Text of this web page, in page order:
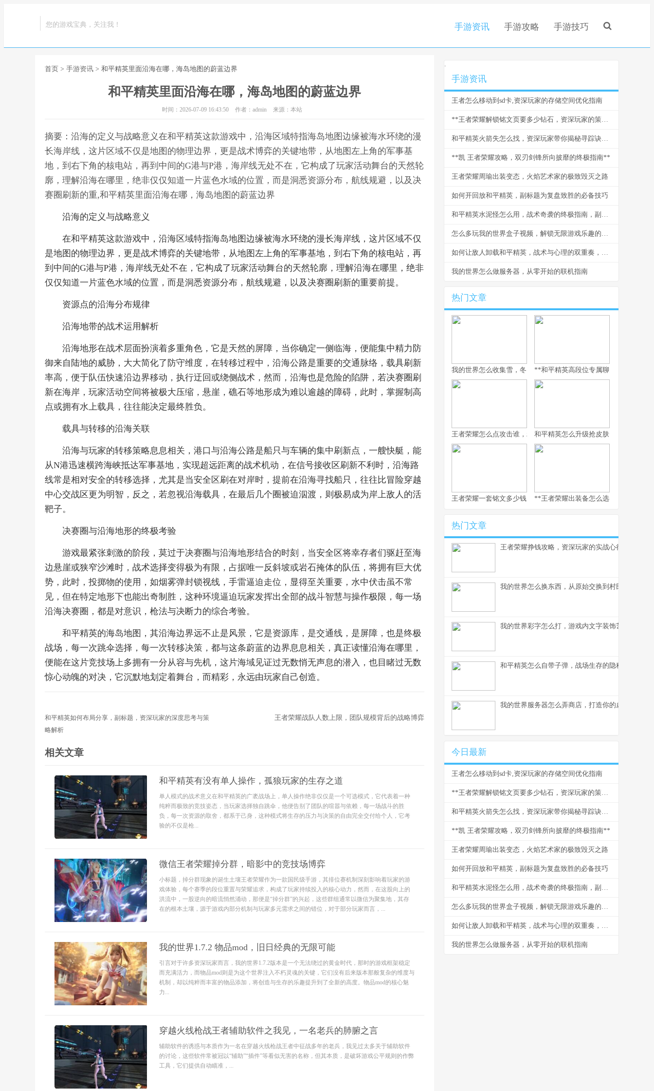
您的游戏宝典，关注我！ 手游资讯 手游攻略 手游技巧
首页 > 手游资讯 > 和平精英里面沿海在哪，海岛地图的蔚蓝边界
和平精英里面沿海在哪，海岛地图的蔚蓝边界
时间：2026-07-09 16:43:50 作者：admin 来源：本站
摘要：沿海的定义与战略意义在和平精英这款游戏中，沿海区域特指海岛地图边缘被海水环绕的漫
长海岸线，这片区域不仅是地图的物理边界，更是战术博弈的关键地带，从地图左上角的军事基
地，到右下角的核电站，再到中间的G港与P港，海岸线无处不在，它构成了玩家活动舞台的天然轮
廓，理解沿海在哪里，绝非仅仅知道一片蓝色水域的位置，而是洞悉资源分布，航线规避，以及决
赛圈刷新的重,和平精英里面沿海在哪，海岛地图的蔚蓝边界
沿海的定义与战略意义
在和平精英这款游戏中，沿海区域特指海岛地图边缘被海水环绕的漫长海岸线，这片区域不仅
是地图的物理边界，更是战术博弈的关键地带，从地图左上角的军事基地，到右下角的核电站，再
到中间的G港与P港，海岸线无处不在，它构成了玩家活动舞台的天然轮廓，理解沿海在哪里，绝非
仅仅知道一片蓝色水域的位置，而是洞悉资源分布，航线规避，以及决赛圈刷新的重要前提。
资源点的沿海分布规律
沿海地带的战术运用解析
沿海地形在战术层面扮演着多重角色，它是天然的屏障，当你确定一侧临海，便能集中精力防
御来自陆地的威胁，大大简化了防守维度，在转移过程中，沿海公路是重要的交通脉络，载具刷新
率高，便于队伍快速沿边界移动，执行迂回或绕侧战术，然而，沿海也是危险的陷阱，若决赛圈刷
新在海岸，玩家活动空间将被极大压缩，悬崖，礁石等地形成为难以逾越的障碍，此时，掌握制高
点或拥有水上载具，往往能决定最终胜负。
载具与转移的沿海关联
沿海与玩家的转移策略息息相关，港口与沿海公路是船只与车辆的集中刷新点，一艘快艇，能
从N港迅速横跨海峡抵达军事基地，实现超远距离的战术机动，在信号接收区刷新不利时，沿海路
线常是相对安全的转移选择，尤其是当安全区刷在对岸时，提前在沿海寻找船只，往往比冒险穿越
中心交战区更为明智，反之，若忽视沿海载具，在最后几个圈被迫泅渡，则极易成为岸上敌人的活
靶子。
决赛圈与沿海地形的终极考验
游戏最紧张刺激的阶段，莫过于决赛圈与沿海地形结合的时刻，当安全区将幸存者们驱赶至海
边悬崖或狭窄沙滩时，战术选择变得极为有限，占据唯一反斜坡或岩石掩体的队伍，将拥有巨大优
势，此时，投掷物的使用，如烟雾弹封锁视线，手雷逼迫走位，显得至关重要，水中伏击虽不常
见，但在特定地形下也能出奇制胜，这种环境逼迫玩家发挥出全部的战斗智慧与操作极限，每一场
沿海决赛圈，都是对意识，枪法与决断力的综合考验。
和平精英的海岛地图，其沿海边界远不止是风景，它是资源库，是交通线，是屏障，也是终极
战场，每一次跳伞选择，每一次转移决策，都与这条蔚蓝的边界息息相关，真正读懂沿海在哪里，
便能在这片竞技场上多拥有一分从容与先机，这片海域见证过无数悄无声息的潜入，也目睹过无数
惊心动魄的对决，它沉默地划定着舞台，而精彩，永远由玩家自己创造。
和平精英如何布局分享，副标题，资深玩家的深度思考与策
略解析
王者荣耀战队人数上限，团队规模背后的战略博弈
相关文章
和平精英有没有单人操作，孤狼玩家的生存之道
单人模式的战术意义在和平精英的广袤战场上，单人操作绝非仅仅是一个可选模式，它代表着一种
纯粹而极致的竞技姿态，当玩家选择独自跳伞，他便告别了团队的喧嚣与依赖，每一场战斗的胜
负，每一次资源的取舍，都系于己身，这种模式将生存的压力与决策的自由完全交付给个人，它考
验的不仅是枪...
微信王者荣耀掉分群，暗影中的竞技场博弈
小标题，掉分群现象的诞生土壤王者荣耀作为一款国民级手游，其排位赛机制深刻影响着玩家的游
戏体验，每个赛季的段位重置与荣耀追求，构成了玩家持续投入的核心动力，然而，在这股向上的
洪流中，一股逆向的暗流悄然涌动，那便是“掉分群”的兴起，这些群组通常以微信为聚集地，其存
在的根本土壤，源于游戏内部分机制与玩家多元需求之间的错位，对于部分玩家而言，...
我的世界1.7.2 物品mod，旧日经典的无限可能
引言对于许多资深玩家而言，我的世界1.7.2版本是一个无法绕过的黄金时代，那时的游戏框架稳定
而充满活力，而物品mod则是为这个世界注入不朽灵魂的关键，它们没有后来版本那般复杂的维度与
机制，却以纯粹而丰富的物品添加，将创造与生存的乐趣提升到了全新的高度。物品mod的核心魅
力...
穿越火线枪战王者辅助软件之我见，一名老兵的肺腑之言
辅助软件的诱惑与本质作为一名在穿越火线枪战王者中征战多年的老兵，我见过太多关于辅助软件
的讨论，这些软件常被冠以“辅助”“插件”等看似无害的名称，但其本质，是破坏游戏公平规则的作弊
工具，它们提供自动瞄准，...
.
手游资讯
王者怎么移动到sd卡,资深玩家的存储空间优化指南
**王者荣耀解锁铭文页要多少钻石，资深玩家的策略与情怀**
和平精英火箭失怎么找，资深玩家带你揭秘寻踪诀窍副标题
**凯 王者荣耀攻略，双刃剑锋所向披靡的终极指南**
王者荣耀周瑜出装变态，火焰艺术家的极致毁灭之路
如何开回放和平精英，副标题为复盘致胜的必备技巧
和平精英水泥怪怎么用，战术奇袭的终极指南，副标题，水泥丛林中的隐形杀手
怎么多玩我的世界盒子视频，解锁无限游戏乐趣的钥匙
如何让敌人卸载和平精英，战术与心理的双重奏，副标题，一场没有硝烟的战争
我的世界怎么做服务器，从零开始的联机指南
热门文章
我的世界怎么收集雪，冬日生存的艺术**和平精英高段位专属聊天：无声战场
王者荣耀怎么点攻击谁，精准操作背后的博弈艺术，副标题，从本
和平精英怎么升级抢皮肤，高效进阶全
王者荣耀一套铭文多少钱，副标题：老玩家的精打细算与情怀回响
**王者荣耀出装备怎么选，资深玩家的
热门文章
王者荣耀挣钱攻略，资深玩家的实战心得分享
我的世界怎么换东西，从原始交换到村民交易全解
我的世界彩字怎么打，游戏内文字装饰艺术指南
和平精英怎么自带子弹，战场生存的隐秘法则
我的世界服务器怎么弄商店，打造你的虚拟商业帝
今日最新
王者怎么移动到sd卡,资深玩家的存储空间优化指南
**王者荣耀解锁铭文页要多少钻石，资深玩家的策略与情怀**
和平精英火箭失怎么找，资深玩家带你揭秘寻踪诀窍副标题
**凯 王者荣耀攻略，双刃剑锋所向披靡的终极指南**
王者荣耀周瑜出装变态，火焰艺术家的极致毁灭之路
如何开回放和平精英，副标题为复盘致胜的必备技巧
和平精英水泥怪怎么用，战术奇袭的终极指南，副标题，水泥丛林中的隐形杀手
怎么多玩我的世界盒子视频，解锁无限游戏乐趣的钥匙
如何让敌人卸载和平精英，战术与心理的双重奏，副标题，一场没有硝烟的战争
我的世界怎么做服务器，从零开始的联机指南